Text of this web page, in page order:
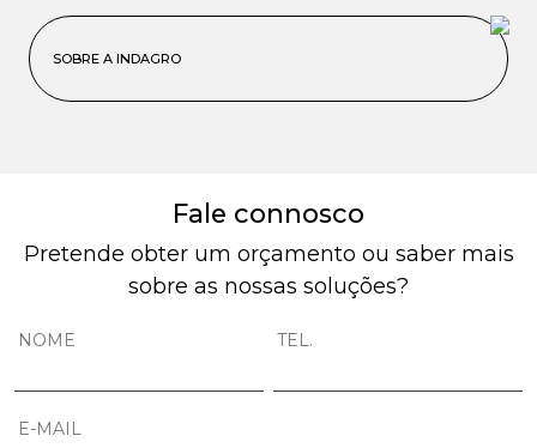
SOBRE A INDAGRO
Fale connosco
Pretende obter um orçamento ou saber mais
sobre as nossas soluções?